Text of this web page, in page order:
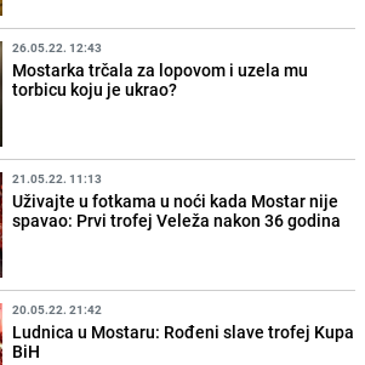
26.05.22. 12:43
Mostarka trčala za lopovom i uzela mu
torbicu koju je ukrao?
21.05.22. 11:13
Uživajte u fotkama u noći kada Mostar nije
spavao: Prvi trofej Veleža nakon 36 godina
20.05.22. 21:42
Ludnica u Mostaru: Rođeni slave trofej Kupa
BiH